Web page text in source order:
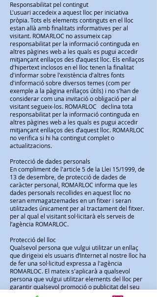
Responsabilitat pel contingut
L'usuari accedeix a aquest lloc per iniciativa
pròpia. Tots els elements continguts en el lloc
estan allà amb finalitats informatives per al
visitant. ROMARLOC no assumeix cap
responsabilitat per la informació continguda en
altres pàgines web a les quals es pugui accedir
mitjançant enllaços des d’aquest lloc. Els enllaços
d'hipertext inclosos en el lloc tenen la finalitat
d'informar sobre l'existència d'altres fonts
d'informació sobre diversos temes (com per
exemple a la pàgina enllaços útils) i no s’han de
considerar com una invitació o obligació per al
visitant segueix-los. ROMARLOC declina tota
responsabilitat per la informació continguda en
altres pàgines web a les quals es pugui accedir
mitjançant enllaços des d’aquest lloc. ROMARLOC
no verifica si hi ha contingut complet o
actualitzacions.
Protecció de dades personals
En compliment de l'article 5 de la Llei 15/1999, de
13 de desembre, de protecció de dades de
caràcter personal, ROMARLOC informa que les
dades personals recollides en aquest lloc no
seran emmagatzemades en un fitxer i seran
utilitzades únicament per al tractament del fitxer.
per al qual el visitant sol·licitarà els serveis de
l’agència ROMARLOC.
Protecció del lloc
Qualsevol persona que vulgui utilitzar un enllaç
que dirigeixi els usuaris d’Internet al nostre lloc ha
de fer una sol·licitud expressa a l'agència
ROMARLOC. El mateix s'aplicarà a qualsevol
persona que vulgui utilitzar elements del lloc per
garantir qualsevol promoció o publicitat del seu
propi lloc.